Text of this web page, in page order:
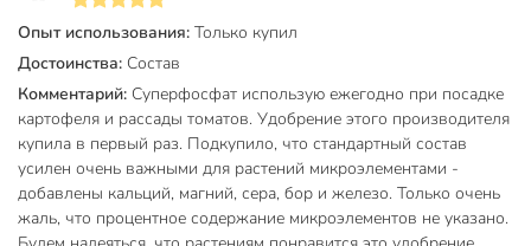
Опыт использования: Только купил
Достоинства: Состав
Комментарий: Суперфосфат использую ежегодно при посадке
картофеля и рассады томатов. Удобрение этого производителя
купила в первый раз. Подкупило, что стандартный состав
усилен очень важными для растений микроэлементами -
добавлены кальций, магний, сера, бор и железо. Только очень
жаль, что процентное содержание микроэлементов не указано.